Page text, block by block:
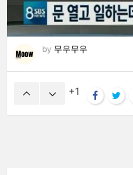
by 무우무우
1